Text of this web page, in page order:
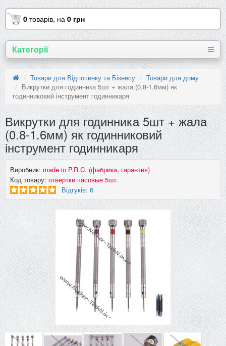
0 товарів, на 0 грн
Категорії
Товари для Відпочинку та Бізнесу
Товари для дому
Викрутки для годинника 5шт + жала (0.8-1.6мм) як
годинниковий інструмент годинникаря
Викрутки для годинника 5шт + жала
(0.8-1.6мм) як годинниковий
інструмент годинникаря
Виробник: made in P.R.C. (фабрика, гарантия)
Код товару: отвертки часовые 5шт.
Відгуків: 6